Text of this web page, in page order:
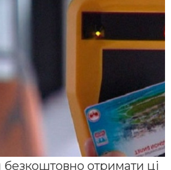
отримати ці